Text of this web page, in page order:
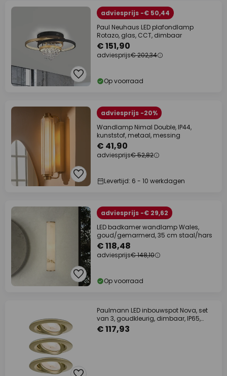
adviesprijs -€ 50,44
Paul Neuhaus LED plafondlamp
Rotazo, glas, CCT, dimbaar
€ 151,90
adviesprijs€ 202,34
Op voorraad
adviesprijs -20%
Wandlamp Nimal Double, IP44,
kunststof, metaal, messing
€ 41,90
adviesprijs€ 52,82
Levertijd: 6 - 10 werkdagen
adviesprijs -€ 29,62
LED badkamer wandlamp Wales,
goud/gemarmerd, 35 cm staal/hars
€ 118,48
adviesprijs€ 148,10
Op voorraad
Paulmann LED inbouwspot Nova, set
van 3, goudkleurig, dimbaar, IP65,
2700K
€ 117,93